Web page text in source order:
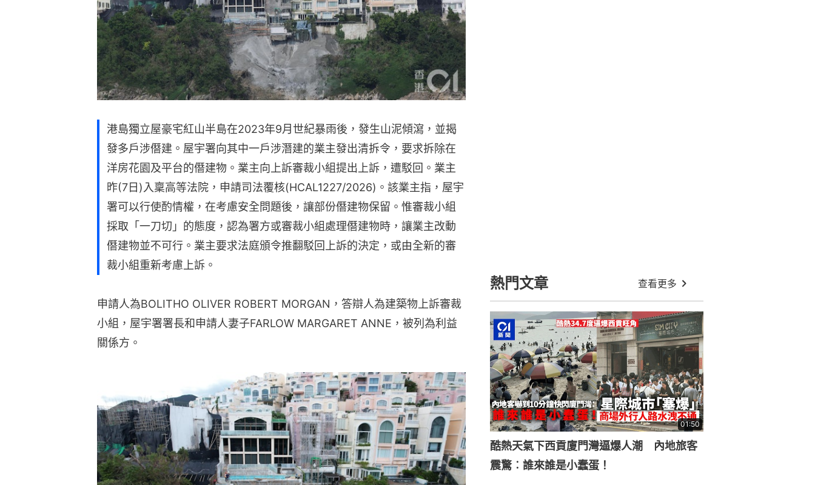
港島獨立屋豪宅紅山半島在2023年9月世紀暴雨後，發生山泥傾瀉，並揭
發多戶涉僭建。屋宇署向其中一戶涉潛建的業主發出清拆令，要求拆除在
洋房花園及平台的僭建物。業主向上訴審裁小組提出上訴，遭駁回。業主
昨(7日)入稟高等法院，申請司法覆核(HCAL1227/2026)。該業主指，屋宇
署可以行使酌情權，在考慮安全問題後，讓部份僭建物保留。惟審裁小組
採取「一刀切」的態度，認為署方或審裁小組處理僭建物時，讓業主改動
僭建物並不可行。業主要求法庭頒令推翻駁回上訴的決定，或由全新的審
裁小組重新考慮上訴。
申請人為BOLITHO OLIVER ROBERT MORGAN，答辯人為建築物上訴審裁
小組，屋宇署署長和申請人妻子FARLOW MARGARET ANNE，被列為利益
關係方。
熱門文章 查看更多
01:50
酷熱天氣下西貢廈門灣逼爆人潮 內地旅客
震驚︰誰來誰是小蠢蛋！